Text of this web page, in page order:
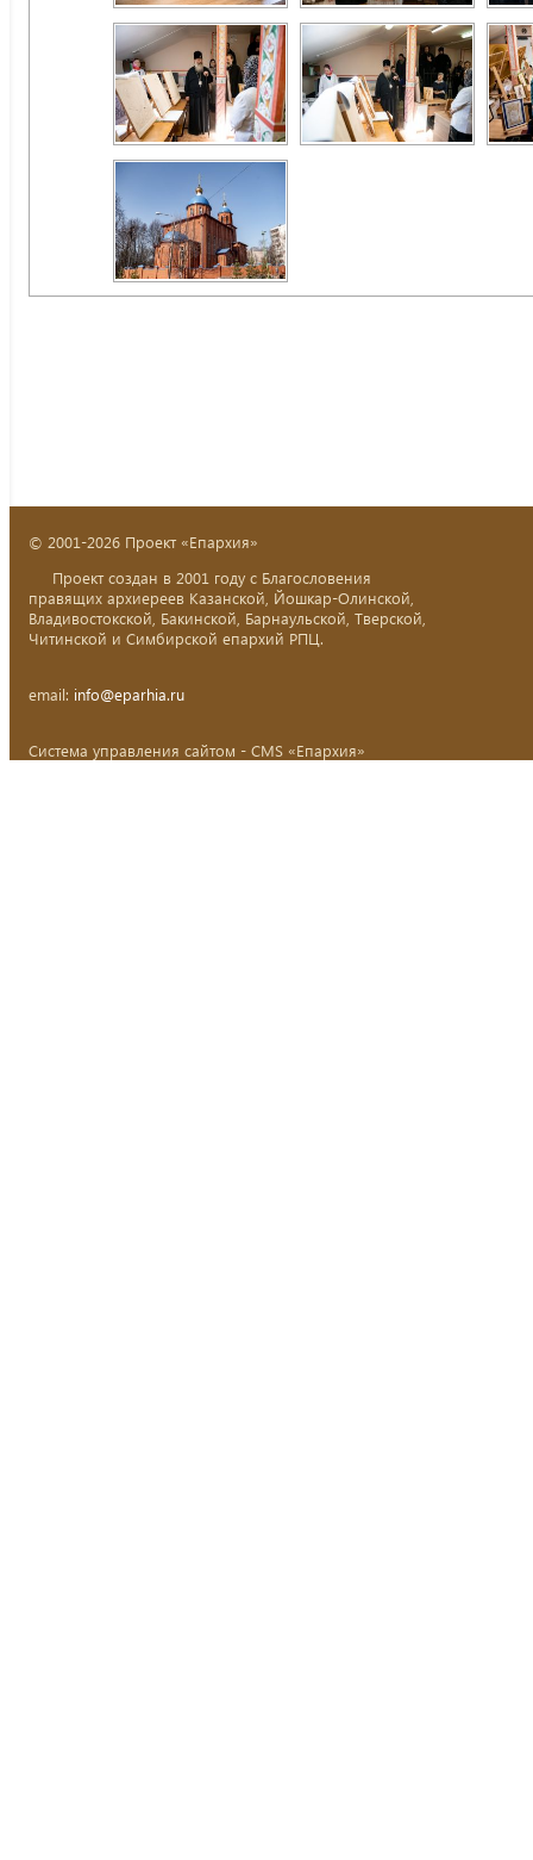
© 2001-2026 Проект «Епархия»
Проект создан в 2001 году с Благословения
правящих архиереев Казанской, Йошкар-Олинской,
Владивостокской, Бакинской, Барнаульской, Тверской,
Читинской и Симбирской епархий РПЦ.
email: info@eparhia.ru
Система управления сайтом - CMS «Епархия»